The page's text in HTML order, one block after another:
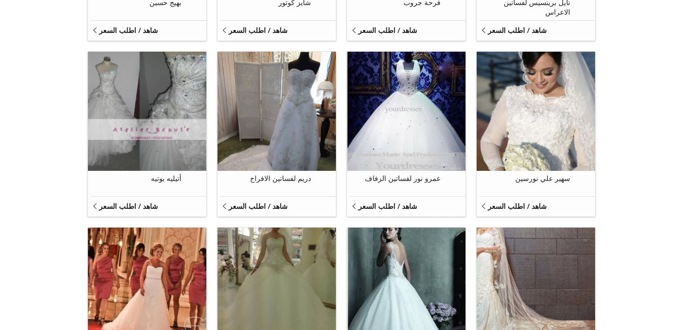
نايل برينسيس لفساتين
الاعراس
شاهد / اطلب السعر
فرحة جروب
شاهد / اطلب السعر
شايز كوتور
شاهد / اطلب السعر
بهيج حسين
شاهد / اطلب السعر
1
سهير علي نورسين
شاهد / اطلب السعر
عمرو نور لفساتين الزفاف
شاهد / اطلب السعر
دريم لفساتين الافراح
شاهد / اطلب السعر
5
أتيليه بوتيه
شاهد / اطلب السعر